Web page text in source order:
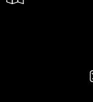
Ürün elime çok